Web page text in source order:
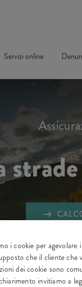
Servizi online
i cookie per
che il cliente
dei cookie sono
invitiamo a